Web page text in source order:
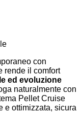
con
rende il comfort
ed evoluzione
naturalmente con
Pellet Cruise
e ottimizzata, sicura